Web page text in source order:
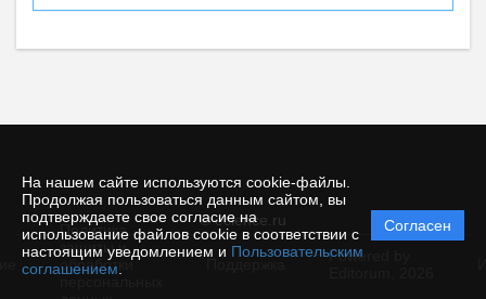
На нашем сайте используются cookie-файлы.
Продолжая пользоваться данным сайтом, вы
подтверждаете свое согласие на
использование файлов cookie в соответствии с
настоящим уведомлением и Пользовательским
соглашением
Согласен
© ecience.ru
Политика
защиты и
обработки
Powered by